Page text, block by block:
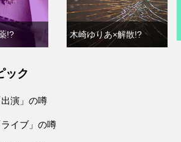
!? 木崎ゆりあ×解散!?
ック
演」の噂
イブ」の噂